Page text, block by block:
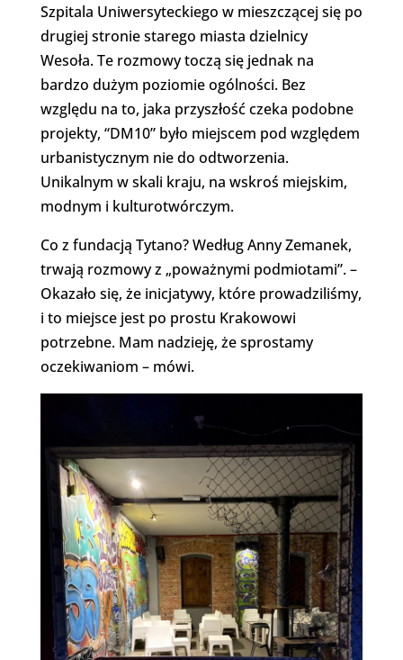
Szpitala Uniwersyteckiego w mieszczącej się po
drugiej stronie starego miasta dzielnicy
Wesoła. Te rozmowy toczą się jednak na
bardzo dużym poziomie ogólności. Bez
względu na to, jaka przyszłość czeka podobne
projekty, “DM10” było miejscem pod względem
urbanistycznym nie do odtworzenia.
Unikalnym w skali kraju, na wskroś miejskim,
modnym i kulturotwórczym.
Co z fundacją Tytano? Według Anny Zemanek,
trwają rozmowy z „poważnymi podmiotami”. –
Okazało się, że inicjatywy, które prowadziliśmy,
i to miejsce jest po prostu Krakowowi
potrzebne. Mam nadzieję, że sprostamy
oczekiwaniom – mówi.